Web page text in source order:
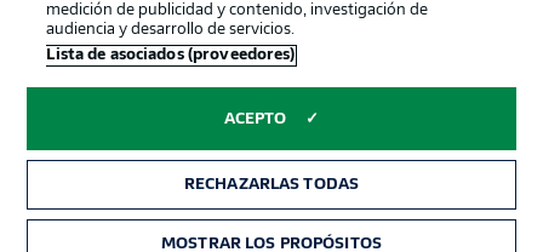
© 2026 Bundesliga-Gruppe GmbH
Elegir idioma
Modo
medición de publicidad y contenido, investigación de
audiencia y desarrollo de servicios.
Lista de asociados (proveedores)
ACEPTO
RECHAZARLAS TODAS
MOSTRAR LOS PROPÓSITOS